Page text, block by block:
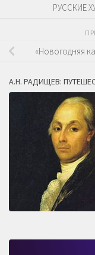
РУССКИЕ
«Новогодняя
А.Н. РАДИЩЕВ: